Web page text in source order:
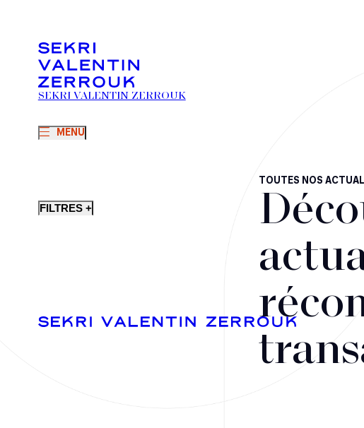
MENU
SEKRI VALENTIN ZERROUK
FILTRES +
TOUTES NOS